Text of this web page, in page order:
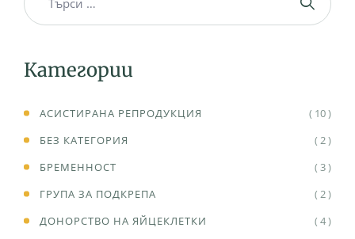
Категории
АСИСТИРАНА РЕПРОДУКЦИЯ
( 10 )
БЕЗ КАТЕГОРИЯ
( 2 )
БРЕМЕННОСТ
( 3 )
ГРУПА ЗА ПОДКРЕПА
( 2 )
ДОНОРСТВО НА ЯЙЦЕКЛЕТКИ
( 4 )